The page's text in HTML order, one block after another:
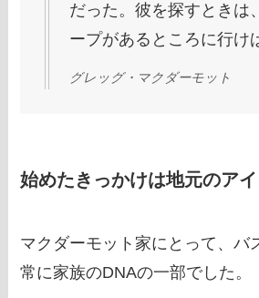
だった。彼を探すときは
ープがあるところに行け
グレッグ・マクダーモット
始めたきっかけは地元のア
マクダーモット家にとって、バ
常に家族のDNAの一部でした。